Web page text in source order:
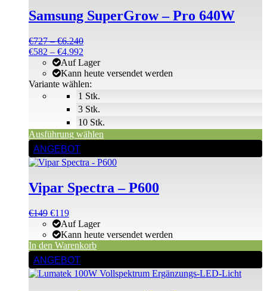
Samsung SuperGrow – Pro 640W
€727 –€6.240Preisspanne:
bis
€6.240
€582 – €4.992
€582
bis
€4.992
1 Stk.
3 Stk.
10 Stk.
Auf Lager
Kann heute versendet werden
Variante wählen:
Ausführung wählen
Varianten
auf.
Die
Optionen
können
der
Produktseite
gewählt
ANGEBOT
Vipar Spectra – P600
Ursprünglicher
Preis
war:
€149
€149Aktueller
Preis
ist:
€149.
€119
Auf Lager
Kann heute versendet werden
In den Warenkorb
ANGEBOT